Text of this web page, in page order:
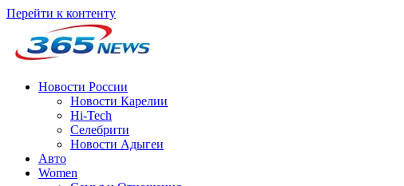
Перейти к контенту
Новости России
Новости Карелии
Hi-Tech
Селебрити
Новости Адыгеи
Авто
Women